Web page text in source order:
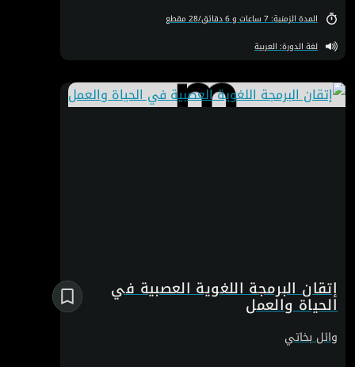
الأكواد. ستمرّ بمشاريع ملهمة وتجارب تفاعلية تضمن لكم تحقيق
التقدم المستدام.
المدة الزمنية: 7 ساعات و 6 دقائق/28 مقطع
لغة الدورة: العربية
إتقان البرمجة اللغوية العصبية في
الحياة والعمل
وائل بخاتي